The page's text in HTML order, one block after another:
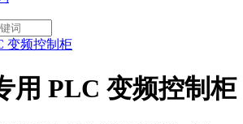
用 PLC 变频控制柜